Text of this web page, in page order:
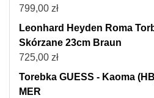
799,00 zł
Leonhard Heyden Roma
Skórzane 23cm Braun
725,00 zł
Torebka GUESS - Kaoma
MER